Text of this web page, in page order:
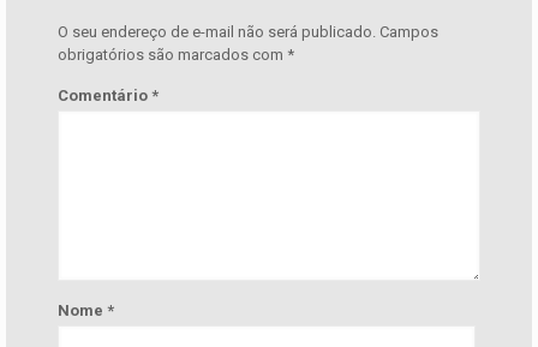
O seu endereço de e-mail não será publicado. Campos
obrigatórios são marcados com *
Comentário *
Nome *